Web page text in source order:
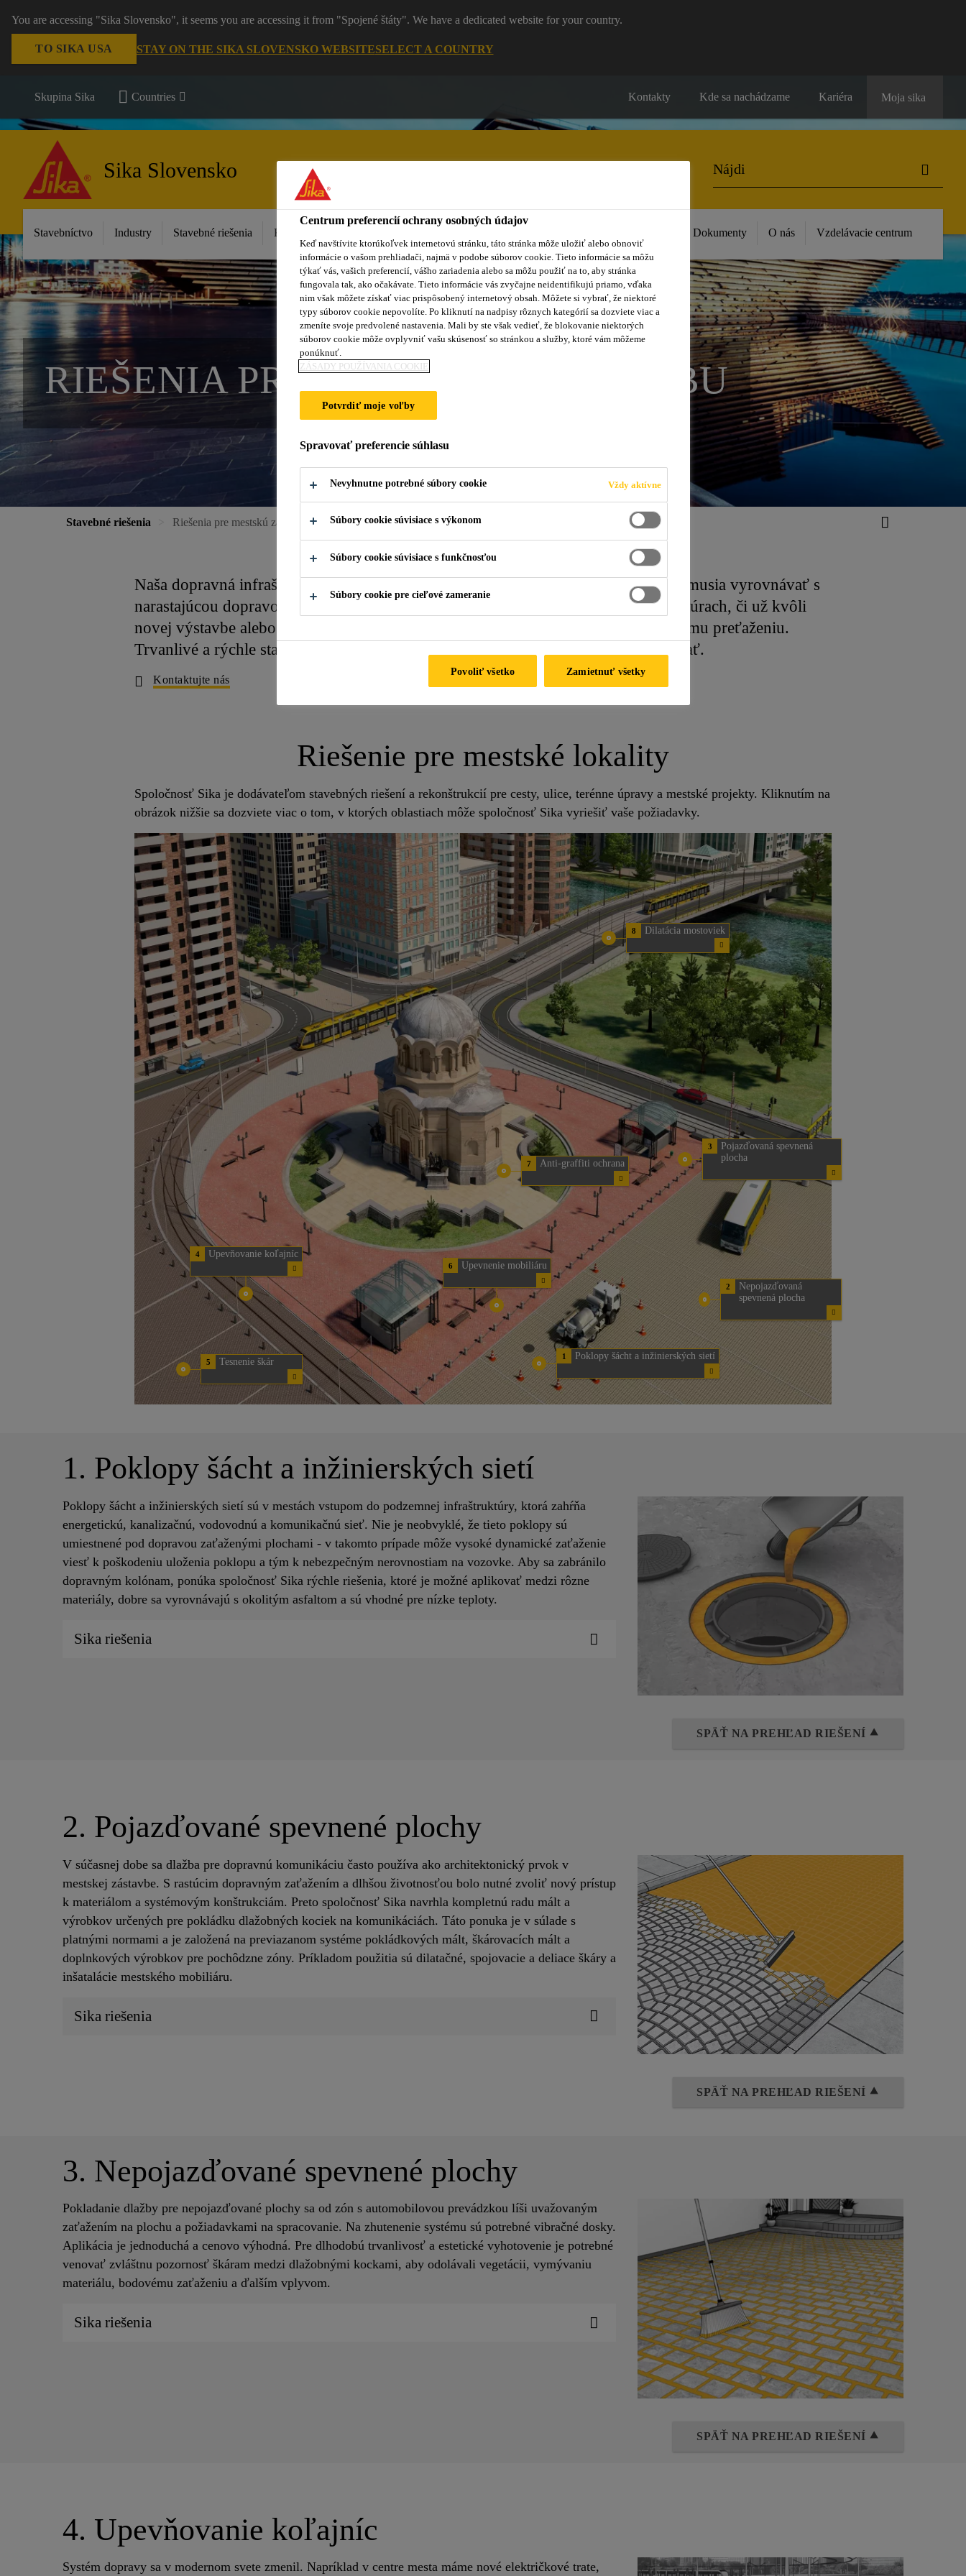
You are accessing "Sika Slovensko", it seems you are accessing it from "Spojené štáty". We have a dedicated website for your country.
TO SIKA USA STAY ON THE SIKA SLOVENSKO WEBSITESELECT A COUNTRY
Skupina Sika Countries Kontakty Kde sa nachádzame Kariéra Moja sika
Sika Slovensko
Stavebníctvo Industry Stavebné riešenia Katalóg produktov Dokumenty O nás Vzdelávacie centrum
RIEŠENIA PRE MESTSKÚ ZÁSTAVBU
Stavebné riešenia Riešenia pre mestskú zástavbu
Naša dopravná infraštruktúra - cesty, chodníky, pešie zóny, mosty a železnice - sa musia vyrovnávať s
narastajúcou dopravou a rozvojom miest. Prestoje na týchto základných infraštruktúrach, či už kvôli
novej výstavbe alebo údržbe, spôsobujú meškania a výluky smerujúce k dopravnému preťaženiu.
Trvanlivé a rýchle stavebné riešenia pomáhajú tento negatívny dopad minimalizovať.
Kontaktujte nás
Riešenie pre mestské lokality
Spoločnosť Sika je dodávateľom stavebných riešení a rekonštrukcií pre cesty, ulice, terénne úpravy a mestské projekty. Kliknutím na
obrázok nižšie sa dozviete viac o tom, v ktorých oblastiach môže spoločnosť Sika vyriešiť vaše požiadavky.
1 Poklopy šácht a inžinierských sietí
2
Nepojazďovaná
spevnená plocha
3
Pojazďovaná spevnená
plocha
4 Upevňovanie koľajníc
5 Tesnenie škár
6 Upevnenie mobiliáru
7 Anti-graffiti ochrana
8 Dilatácia mostoviek
1. Poklopy šácht a inžinierských sietí
Poklopy šácht a inžinierských sietí sú v mestách vstupom do podzemnej infraštruktúry, ktorá zahŕňa
energetickú, kanalizačnú, vodovodnú a komunikačnú sieť. Nie je neobvyklé, že tieto poklopy sú
umiestnené pod dopravou zaťaženými plochami - v takomto prípade môže vysoké dynamické zaťaženie
viesť k poškodeniu uloženia poklopu a tým k nebezpečným nerovnostiam na vozovke. Aby sa zabránilo
dopravným kolónam, ponúka spoločnosť Sika rýchle riešenia, ktoré je možné aplikovať medzi rôzne
materiály, dobre sa vyrovnávajú s okolitým asfaltom a sú vhodné pre nízke teploty.
Sika riešenia
SPÄŤ NA PREHĽAD RIEŠENÍ ⯅
2. Pojazďované spevnené plochy
V súčasnej dobe sa dlažba pre dopravnú komunikáciu často používa ako architektonický prvok v
mestskej zástavbe. S rastúcim dopravným zaťažením a dlhšou životnosťou bolo nutné zvoliť nový prístup
k materiálom a systémovým konštrukciám. Preto spoločnosť Sika navrhla kompletnú radu mált a
výrobkov určených pre pokládku dlažobných kociek na komunikáciách. Táto ponuka je v súlade s
platnými normami a je založená na previazanom systéme pokládkových mált, škárovacích mált a
doplnkových výrobkov pre pochôdzne zóny. Príkladom použitia sú dilatačné, spojovacie a deliace škáry a
inšatalácie mestského mobiliáru.
Sika riešenia
SPÄŤ NA PREHĽAD RIEŠENÍ ⯅
3. Nepojazďované spevnené plochy
Pokladanie dlažby pre nepojazďované plochy sa od zón s automobilovou prevádzkou líši uvažovaným
zaťažením na plochu a požiadavkami na spracovanie. Na zhutenenie systému sú potrebné vibračné dosky.
Aplikácia je jednoduchá a cenovo výhodná. Pre dlhodobú trvanlivosť a estetické vyhotovenie je potrebné
venovať zvláštnu pozornosť škáram medzi dlažobnými kockami, aby odolávali vegetácii, vymývaniu
materiálu, bodovému zaťaženiu a ďalším vplyvom.
Sika riešenia
SPÄŤ NA PREHĽAD RIEŠENÍ ⯅
4. Upevňovanie koľajníc
Systém dopravy sa v modernom svete zmenil. Napríklad v centre mesta máme nové električkové trate,
Centrum preferencií ochrany osobných údajov
Keď navštívite ktorúkoľvek internetovú stránku, táto stránka môže uložiť alebo obnoviť
informácie o vašom prehliadači, najmä v podobe súborov cookie. Tieto informácie sa môžu
týkať vás, vašich preferencií, vášho zariadenia alebo sa môžu použiť na to, aby stránka
fungovala tak, ako očakávate. Tieto informácie vás zvyčajne neidentifikujú priamo, vďaka
nim však môžete získať viac prispôsobený internetový obsah. Môžete si vybrať, že niektoré
typy súborov cookie nepovolíte. Po kliknutí na nadpisy rôznych kategórií sa dozviete viac a
zmeníte svoje predvolené nastavenia. Mali by ste však vedieť, že blokovanie niektorých
súborov cookie môže ovplyvniť vašu skúsenosť so stránkou a služby, ktoré vám môžeme
ponúknuť.
ZÁSADY POUŽÍVANIA COOKIE
Potvrdiť moje voľby
Spravovať preferencie súhlasu
Nevyhnutne potrebné súbory cookie Vždy aktívne
Súbory cookie súvisiace s výkonom
Súbory cookie súvisiace s funkčnosťou
Súbory cookie pre cieľové zameranie
Zamietnuť všetky
Povoliť všetko